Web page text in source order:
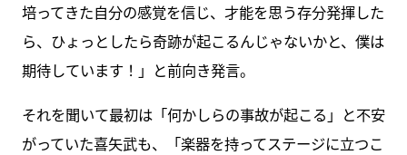
培ってきた自分の感覚を信じ、才能を思う存分発揮した
ら、ひょっとしたら奇跡が起こるんじゃないかと、僕は
期待しています！」と前向き発言。
それを聞いて最初は「何かしらの事故が起こる」と不安
がっていた喜矢武も、「楽器を持ってステージに立つこ